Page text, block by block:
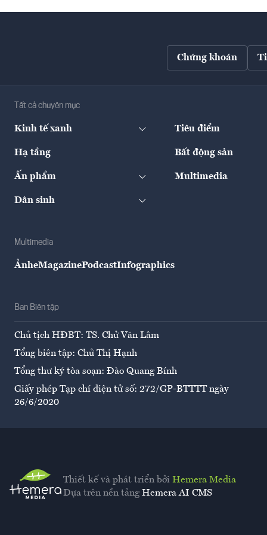
Chứng khoán
Tất cả chuyên mục
Kinh tế xanh Tiêu điểm
Hạ tầng Bất động sản
Ấn phẩm Multimedia
Dân sinh
Multimedia
ẢnheMagazinePodcastInfographics
Ban Biên tập
Chủ tịch HĐBT: TS. Chử Văn Lâm
Tổng biên tập: Chử Thị Hạnh
Tổng thư ký tòa soạn: Đào Quang Bính
Giấy phép Tạp chí điện tử số: 272/GP-BTTTT ngày
26/6/2020
Thiết kế và phát triển bởi Hemera Media
Dựa trên nền tảng Hemera AI CMS